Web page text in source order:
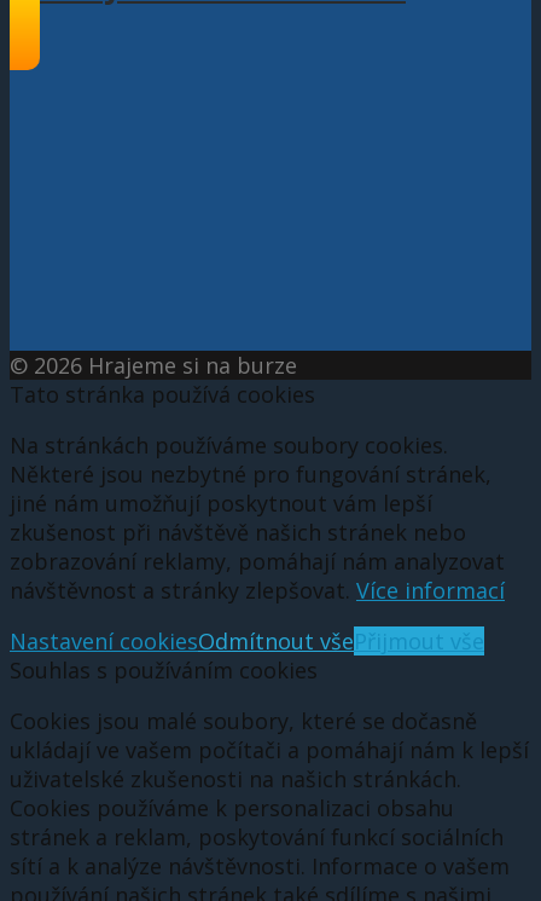
© 2026 Hrajeme si na burze
Tato stránka používá cookies
Na stránkách používáme soubory cookies.
Některé jsou nezbytné pro fungování stránek,
jiné nám umožňují poskytnout vám lepší
zkušenost při návštěvě našich stránek nebo
zobrazování reklamy, pomáhají nám analyzovat
návštěvnost a stránky zlepšovat. Více informací
Nastavení cookiesOdmítnout všePřijmout vše
Souhlas s používáním cookies
Cookies jsou malé soubory, které se dočasně
ukládají ve vašem počítači a pomáhají nám k lepší
uživatelské zkušenosti na našich stránkách.
Cookies používáme k personalizaci obsahu
stránek a reklam, poskytování funkcí sociálních
sítí a k analýze návštěvnosti. Informace o vašem